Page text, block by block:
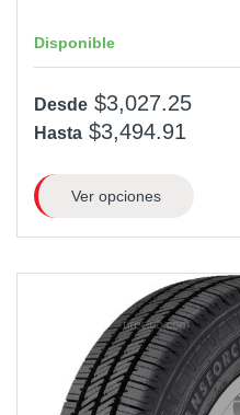
Disponible
Desde $3,027.25
Hasta $3,494.91
Ver opciones